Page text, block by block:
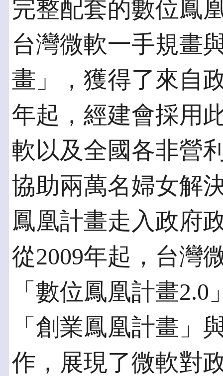
完整配套的數位鳳
台灣微軟一手規畫
畫」，獲得了來自
年起，經建會採用
軟以及全國各非營
協助兩萬名婦女解
鳳凰計畫走入政府
從2009年起，台灣
「數位鳳凰計畫
「創業鳳凰計畫」
作，展現了微軟對